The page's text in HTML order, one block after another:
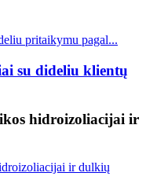
su dideliu klientų
hidroizoliacijai ir